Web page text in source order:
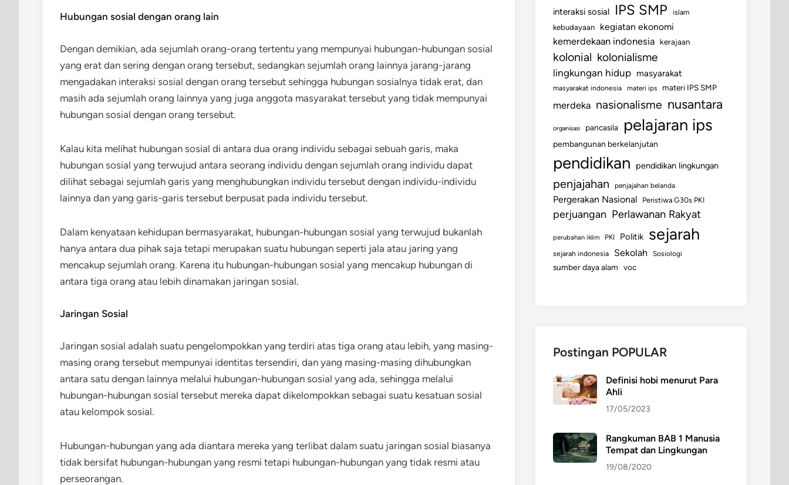
Hubungan sosial dengan orang lain
Dengan demikian, ada sejumlah orang-orang tertentu yang mempunyai hubungan-hubungan sosial
yang erat dan sering dengan orang tersebut, sedangkan sejumlah orang lainnya jarang-jarang
mengadakan interaksi sosial dengan orang tersebut sehingga hubungan sosialnya tidak erat, dan
masih ada sejumlah orang lainnya yang juga anggota masyarakat tersebut yang tidak mempunyai
hubungan sosial dengan orang tersebut.
Kalau kita melihat hubungan sosial di antara dua orang individu sebagai sebuah garis, maka
hubungan sosial yang terwujud antara seorang individu dengan sejumlah orang individu dapat
dilihat sebagai sejumlah garis yang menghubungkan individu tersebut dengan individu-individu
lainnya dan yang garis-garis tersebut berpusat pada individu tersebut.
Dalam kenyataan kehidupan bermasyarakat, hubungan-hubungan sosial yang terwujud bukanlah
hanya antara dua pihak saja tetapi merupakan suatu hubungan seperti jala atau jaring yang
mencakup sejumlah orang. Karena itu hubungan-hubungan sosial yang mencakup hubungan di
antara tiga orang atau lebih dinamakan jaringan sosial.
Jaringan Sosial
Jaringan sosial adalah suatu pengelompokkan yang terdiri atas tiga orang atau lebih, yang masing-
masing orang tersebut mempunyai identitas tersendiri, dan yang masing-masing dihubungkan
antara satu dengan lainnya melalui hubungan-hubungan sosial yang ada, sehingga melalui
hubungan-hubungan sosial tersebut mereka dapat dikelompokkan sebagai suatu kesatuan sosial
atau kelompok sosial.
Hubungan-hubungan yang ada diantara mereka yang terlibat dalam suatu jaringan sosial biasanya
tidak bersifat hubungan-hubungan yang resmi tetapi hubungan-hubungan yang tidak resmi atau
perseorangan.
interaksi sosial IPS SMP
islam
kebudayaan
kegiatan ekonomi
kemerdekaan indonesia kerajaan
kolonial kolonialisme
lingkungan hidup masyarakat
masyarakat indonesia materi ips materi IPS SMP
merdeka nasionalisme nusantara
organisasi pancasila pelajaran ips
pembangunan berkelanjutan
pendidikan pendidikan lingkungan
penjajahan penjajahan belanda
Pergerakan Nasional Peristiwa G30s PKI
perjuangan Perlawanan Rakyat
perubahan iklim PKI Politik sejarah
sejarah indonesia Sekolah Sosiologi
sumber daya alam voc
Postingan POPULAR
Definisi hobi menurut Para
Ahli
17/05/2023
Rangkuman BAB 1 Manusia
Tempat dan Lingkungan
19/08/2020